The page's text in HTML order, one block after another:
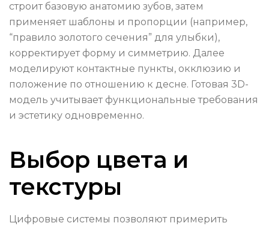
строит базовую анатомию зубов, затем
применяет шаблоны и пропорции (например,
“правило золотого сечения” для улыбки),
корректирует форму и симметрию. Далее
моделируют контактные пункты, окклюзию и
положение по отношению к десне. Готовая 3D-
модель учитывает функциональные требования
и эстетику одновременно.
Выбор цвета и
текстуры
Цифровые системы позволяют примерить